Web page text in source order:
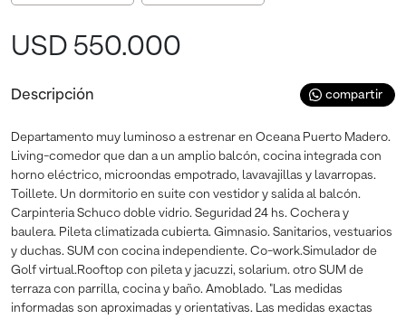
USD 550.000
Descripción compartir
Departamento muy luminoso a estrenar en Oceana Puerto Madero.
Living-comedor que dan a un amplio balcón, cocina integrada con
horno eléctrico, microondas empotrado, lavavajillas y lavarropas.
Toillete. Un dormitorio en suite con vestidor y salida al balcón.
Carpinteria Schuco doble vidrio. Seguridad 24 hs. Cochera y
baulera. Pileta climatizada cubierta. Gimnasio. Sanitarios, vestuarios
y duchas. SUM con cocina independiente. Co-work.Simulador de
Golf virtual.Rooftop con pileta y jacuzzi, solarium. otro SUM de
terraza con parrilla, cocina y baño. Amoblado. "Las medidas
informadas son aproximadas y orientativas. Las medidas exactas